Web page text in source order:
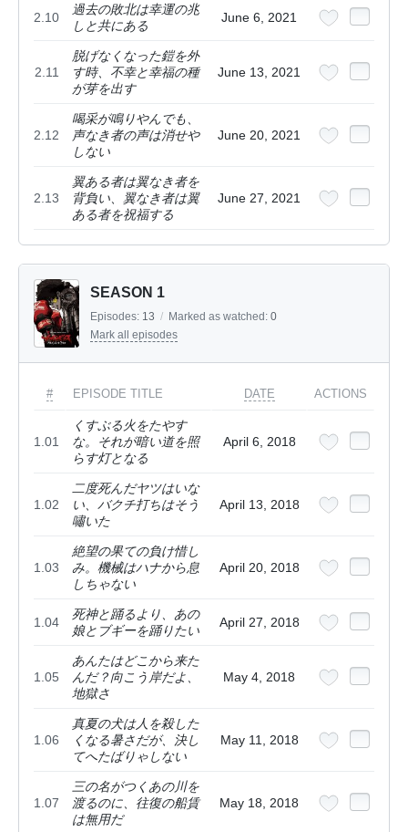
2.10
過去の敗北は幸運の兆
しと共にある
June 6, 2021
2.11
脱げなくなった鎧を外
す時、不幸と幸福の種
が芽を出す
June 13, 2021
2.12
喝采が鳴りやんでも、
声なき者の声は消せや
しない
June 20, 2021
2.13
翼ある者は翼なき者を
背負い、翼なき者は翼
ある者を祝福する
June 27, 2021
SEASON 1
Episodes: 13 / Marked as watched: 0
Mark all episodes
# EPISODE TITLE DATE ACTIONS
1.01
くすぶる火をたやす
な。それが暗い道を照
らす灯となる
April 6, 2018
1.02
二度死んだヤツはいな
い、バクチ打ちはそう
嘯いた
April 13, 2018
1.03
絶望の果ての負け惜し
み。機械はハナから息
しちゃない
April 20, 2018
1.04
死神と踊るより、あの
娘とブギーを踊りたい
April 27, 2018
1.05
あんたはどこから来た
んだ？向こう岸だよ、
地獄さ
May 4, 2018
1.06
真夏の犬は人を殺した
くなる暑さだが、決し
てへたばりゃしない
May 11, 2018
1.07
三の名がつくあの川を
渡るのに、往復の船賃
は無用だ
May 18, 2018